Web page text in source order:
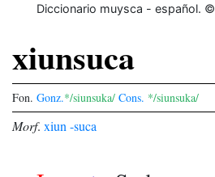
Diccionario muysca - español. ©
xiunsuca
Fon. Gonz.*/siunsuka/ Cons. */siunsuka/
Morf. xiun -suca